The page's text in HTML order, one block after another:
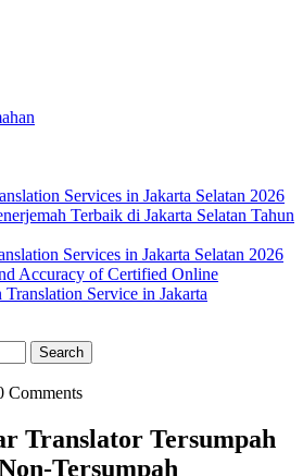
Services in Jakarta Selatan 2026
Terbaik di Jakarta Selatan Tahun
Services in Jakarta Selatan 2026
Accuracy of Certified Online
Service in Jakarta
Search
Comments
Translator Tersumpah
Tersumpah